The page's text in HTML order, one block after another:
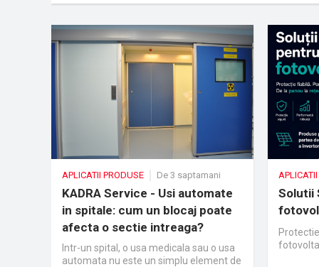
APLICATII PRODUSE De 3 saptamani
KADRA Service - Usi automate
in spitale: cum un blocaj poate
afecta o sectie intreaga?
Intr-un spital, o usa medicala sau o usa
automata nu este un simplu element de
Solutii